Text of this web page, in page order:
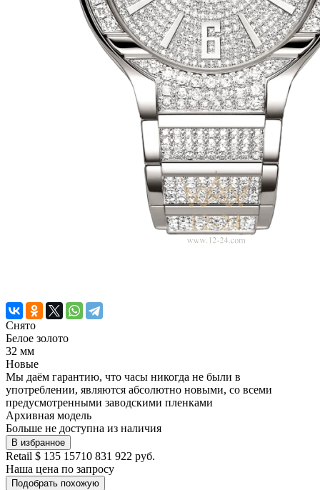
Снято
Белое золото
32 мм
Новые
Мы даём гарантию, что часы никогда не были в
употреблении, являются абсолютно новыми, со всеми
предусмотренными заводскими пленками
Архивная модель
Больше не доступна из наличия
В избранное
Retail $ 135 15710 831 922 руб.
Наша цена по запросу
Подобрать похожую